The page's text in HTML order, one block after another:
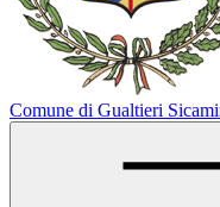
Comune di Gualtieri